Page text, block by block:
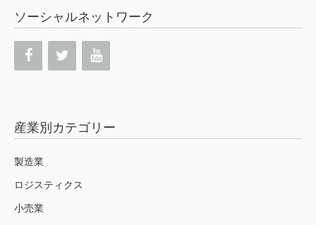
ソーシャルネットワーク
産業別カテゴリー
製造業
ロジスティクス
小売業